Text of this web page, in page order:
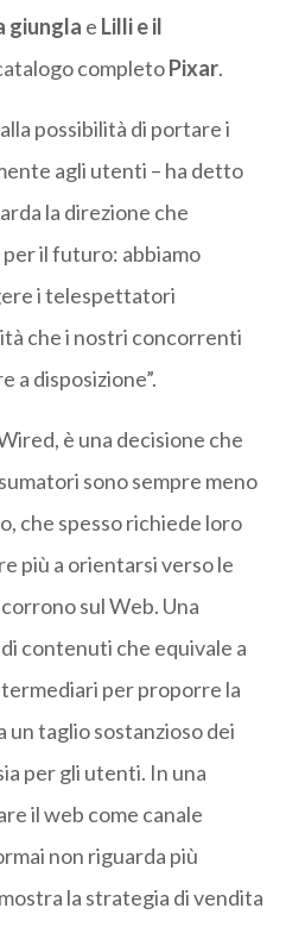
giungla e Lilli e il
completoPixar.
possibilità di portare i
agli utenti – ha detto
la direzione che
per il futuro: abbiamo
i telespettatori
che i nostri concorrenti
a disposizione”.
è una decisione che
sono sempre meno
che spesso richiede loro
più a orientarsi verso le
sul Web. Una
contenuti che equivale a
per proporre la
taglio sostanzioso dei
per gli utenti. In una
il web come canale
non riguarda più
la strategia di vendita